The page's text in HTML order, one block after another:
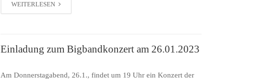
WEITERLESEN
Einladung zum Bigbandkonzert am 26.01.2023
Am Donnerstagabend, 26.1., findet um 19 Uhr ein Konzert der